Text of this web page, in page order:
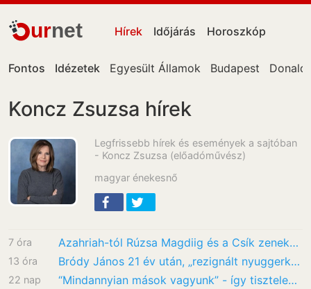
urnet Hírek Időjárás Horoszkóp
Fontos Idézetek Egyesült Államok Budapest Donald
Koncz Zsuzsa hírek
Legfrissebb hírek és események a sajtóban
- Koncz Zsuzsa (előadóművész)
magyar énekesnő
7 óra Azahriah-tól Rúzsa Magdiig és a Csík zenekarig: Bródy János 70 dalát 50 fellépő adja elő a…
13 óra Bródy János 21 év után, „rezignált nyuggerként” tér vissza a Szigetre
22 nap “Mindannyian mások vagyunk” - így tisztelegnek a hazai sztárok Bródy János előtt